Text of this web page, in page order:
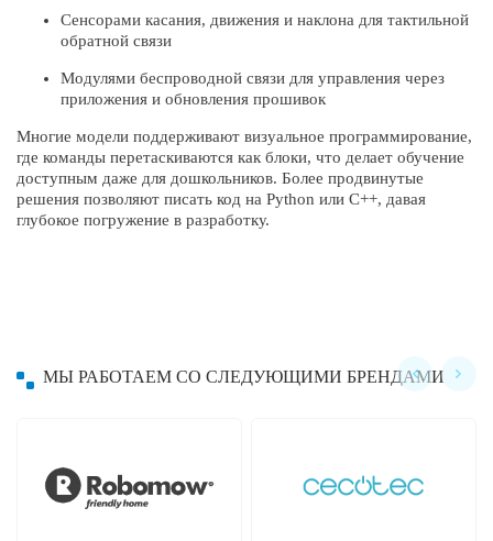
Сенсорами касания, движения и наклона для тактильной
обратной связи
Модулями беспроводной связи для управления через
приложения и обновления прошивок
Многие модели поддерживают визуальное программирование,
где команды перетаскиваются как блоки, что делает обучение
доступным даже для дошкольников. Более продвинутые
решения позволяют писать код на Python или C++, давая
глубокое погружение в разработку.
МЫ РАБОТАЕМ СО СЛЕДУЮЩИМИ БРЕНДАМИ